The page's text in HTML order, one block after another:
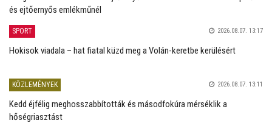
és ejtőernyős emlékműnél
SPORT 2026.08.07. 13:17
Hokisok viadala – hat fiatal küzd meg a Volán-keretbe kerülésért
KÖZLEMÉNYEK 2026.08.07. 13:11
Kedd éjfélig meghosszabbították és másodfokúra mérséklik a
hőségriasztást